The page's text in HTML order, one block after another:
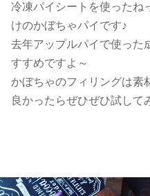
冷凍パイシートを使ったね
けのかぼちゃパイです♪
去年アップルパイで使った
すすめですよ～
かぼちゃのフィリングは素
良かったらぜひぜひ試して